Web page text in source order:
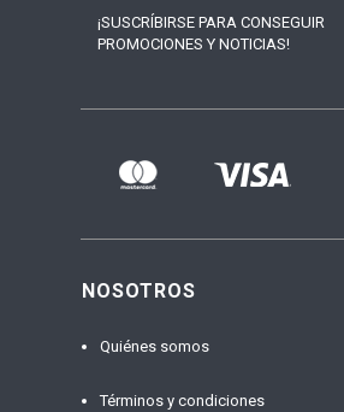
¡SUSCRÍBIRSE PARA CONSEGUIR
PROMOCIONES Y NOTICIAS!
NOSOTROS
Quiénes somos
Términos y condiciones